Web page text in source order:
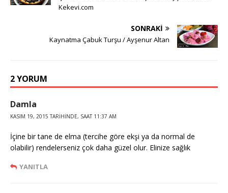
Kekevi.com
SONRAKI
Kaynatma Çabuk Turşu / Ayşenur Altan
2 YORUM
Damla
KASIM 19, 2015 TARIHINDE, SAAT 11:37 AM
İçine bir tane de elma (tercihe göre ekşi ya da normal de
olabilir) rendelerseniz çok daha güzel olur. Elinize sağlık
YANITLA